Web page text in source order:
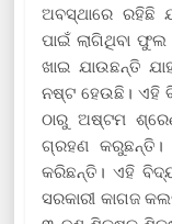
ଅବସ୍ଥାରେ ରହିଛି
ପାଇଁ ଲାଗିଥିବା
ଖାଇ ଯାଉଛନ୍ତି
ନଷ୍ଟ ହେଉଛି। ଏହି
ଠାରୁ ଅଷ୍ଟମ
ଗ୍ରହଣ କରୁଛନ୍ତି।
କରିଛନ୍ତି। ଏହି
ସରକାରୀ କାଗଜ